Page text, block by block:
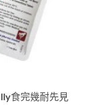
食完幾耐先見